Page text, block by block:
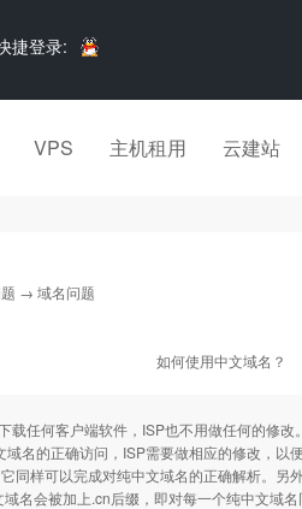
捷登录:
VPS 主机租用 云建站
→ 域名问题
如何使用中文域名？
任何客户端软件，ISP也不用做任何的修改
名的正确访问，ISP需要做相应的修改，
同样可以完成对纯中文域名的正确解析。
名会被加上.cn后缀，即对每一个纯中文域